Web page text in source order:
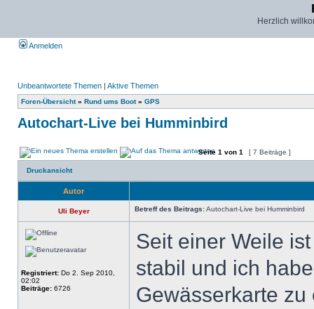
Herzlich
Anmelden
Unbeantwortete Themen | Aktive Themen
Foren-Übersicht» Rund ums Boot» GPS
Autochart-Live bei Humminbird
Seite 1 von 1 [ 7 Beiträge ]
Druckansicht
Autor
Uli Beyer Betreff des Beitrags:Autochart-Live bei Humminbird
Registriert: Do 2. Sep 2010,
02:02
Beiträge: 6726
Seit einer Weile
stabil und ich
Gewässerkarte zu